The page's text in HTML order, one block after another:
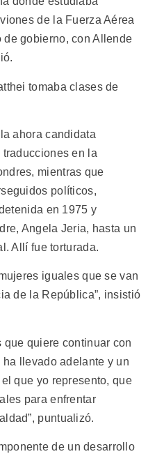
de la Fuerza Aérea
gobierno, con Allende
tomaba clases de
ahora candidata
en la
mientras que
políticos,
en 1975 y
Angela Jeria, hasta un
Allí fue torturada.
iguales que se van
de la República”, insistió
que quiere continuar con
llevado adelante y un
que yo represento, que
para enfrentar
puntualizó.
de un desarrollo